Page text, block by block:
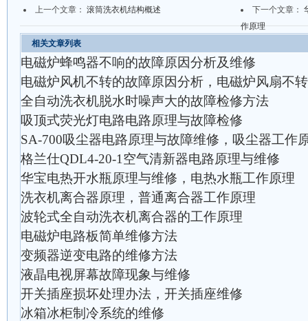
上一个文章： 滚筒洗衣机结构概述 下一个文章：
作原理
相关文章列表
电磁炉蜂鸣器不响的故障原因分析及维修
电磁炉风机不转的故障原因分析，电磁炉风扇不
全自动洗衣机脱水时噪声大的故障检修方法
吸顶式荧光灯电路电路原理与故障检修
SA-700吸尘器电路原理与故障维修，吸尘器工作
格兰仕QDL4-20-1空气清新器电路原理与维修
华宝电热开水瓶原理与维修，电热水瓶工作原理
洗衣机离合器原理，普通离合器工作原理
波轮式全自动洗衣机离合器的工作原理
电磁炉电路板简单维修方法
变频器逆变电路的维修方法
液晶电视屏幕故障现象与维修
开关插座损坏处理办法，开关插座维修
冰箱冰柜制冷系统的维修